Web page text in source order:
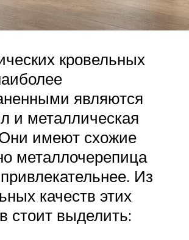
кровельных
являются
и металлическая
имеют схожие
металлочерепица
Из
качеств этих
стоит выделить: